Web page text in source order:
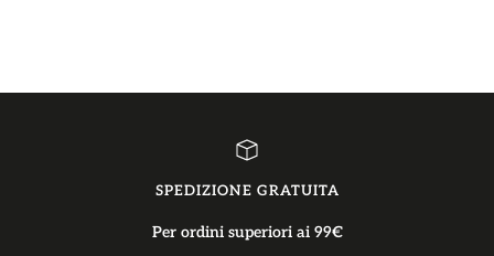
SPEDIZIONE GRATUITA
Per ordini superiori ai 99€